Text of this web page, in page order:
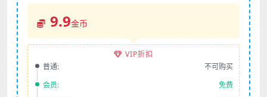
9.9金币
VIP折扣
普通:
不可购买
会员:
免费